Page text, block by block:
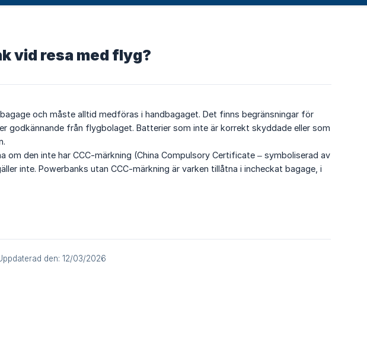
vid resa med flyg?
och måste alltid medföras i handbagaget. Det finns begränsningar för
godkännande från flygbolaget. Batterier som inte är korrekt skyddade eller som
den inte har CCC-märkning (China Compulsory Certificate – symboliserad av
inte. Powerbanks utan CCC-märkning är varken tillåtna i incheckat bagage, i
den: 12/03/2026